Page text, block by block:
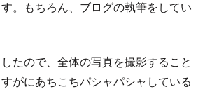
。もちろん、ブログの執筆をしてい
たので、全体の写真を撮影すること
がにあちこちパシャパシャしている